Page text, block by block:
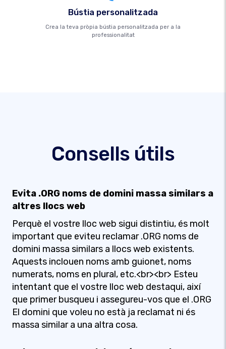
Bústia personalitzada
Crea la teva pròpia bústia personalitzada per a la
professionalitat
Consells útils
Evita .ORG noms de domini massa similars a
altres llocs web
Perquè el vostre lloc web sigui distintiu, és molt
important que eviteu reclamar .ORG noms de
domini massa similars a llocs web existents.
Aquests inclouen noms amb guionet, noms
numerats, noms en plural, etc.<br><br> Esteu
intentant que el vostre lloc web destaqui, així
que primer busqueu i assegureu-vos que el .ORG
El domini que voleu no està ja reclamat ni és
massa similar a una altra cosa.